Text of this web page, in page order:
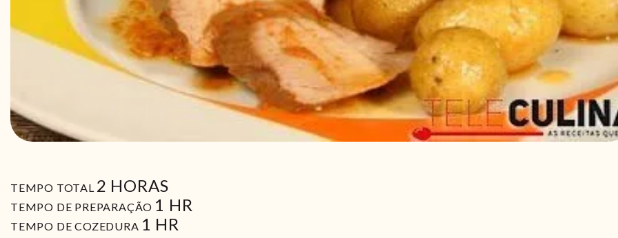
TEMPO TOTAL 2 HORAS
HORAS
TEMPO DE PREPARAÇÃO 1 HORA
HR
TEMPO DE COZEDURA 1 HORA
HR